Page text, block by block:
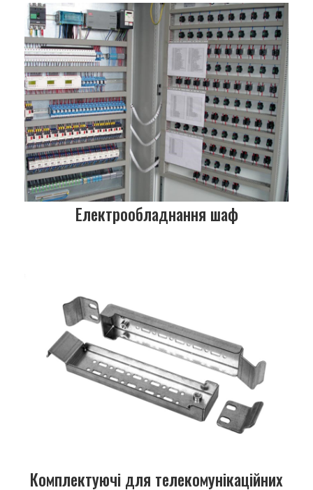
Електрообладнання шаф
Комплектуючі для телекомунікаційних